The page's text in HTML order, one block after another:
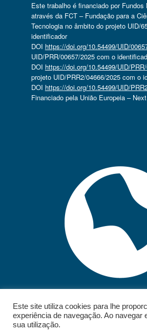
Este trabalho é financiado por Fundos
através da FCT – Fundação para a
Tecnologia no âmbito do projeto UID/
identificador
DOI https://doi.org/10.54499/UID/
UID/PRR/00657/2025 com o
DOI https://doi.org/10.54499/UID/
projeto UID/PRR2/04666/2025 com o
DOI https://doi.org/10.54499/UID/
Financiado pela União Europeia –
Este site utiliza cookies para lhe
experiência de navegação. Ao navegar
sua utilização.